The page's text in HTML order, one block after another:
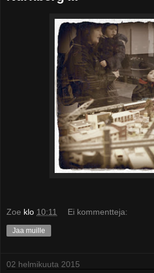
Zoe klo 10:11 Ei kommentteja:
Jaa muille
02 helmikuuta 2015